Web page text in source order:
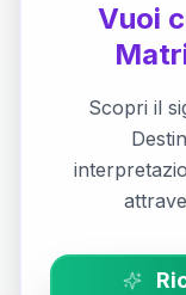
Vuoi
Scopri il